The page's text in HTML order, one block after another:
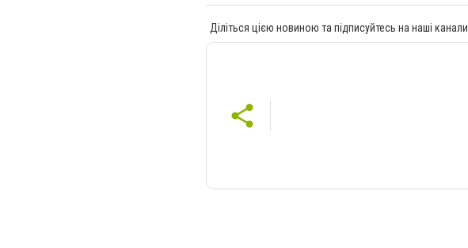
Діліться цією новиною та підписуйтесь на наші канали